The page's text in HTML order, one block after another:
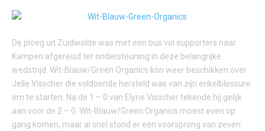
De ploeg uit Zuidwolde was met een bus vol supporters naar
Kampen afgereisd ter ondersteuning in deze belangrijke
wedstrijd. Wit-Blauw/Green Organics kon weer beschikken over
Jelle Visscher die voldoende hersteld was van zijn enkelblessure
om te starten. Na de 1 – 0 van Elyne Visscher tekende hij gelijk
aan voor de 2 – 0. Wit-Blauw/Green Organics moest even op
gang komen, maar al snel stond er een voorsprong van zeven